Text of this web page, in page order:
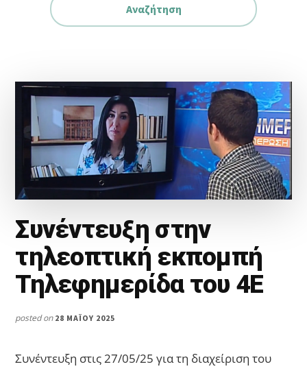
Συνέντευξη στην
τηλεοπτική εκπομπή
Τηλεφημερίδα του 4Ε
posted on 28 ΜΑΪ́ΟΥ 2025
Συνέντευξη στις 27/05/25 για τη διαχείριση του